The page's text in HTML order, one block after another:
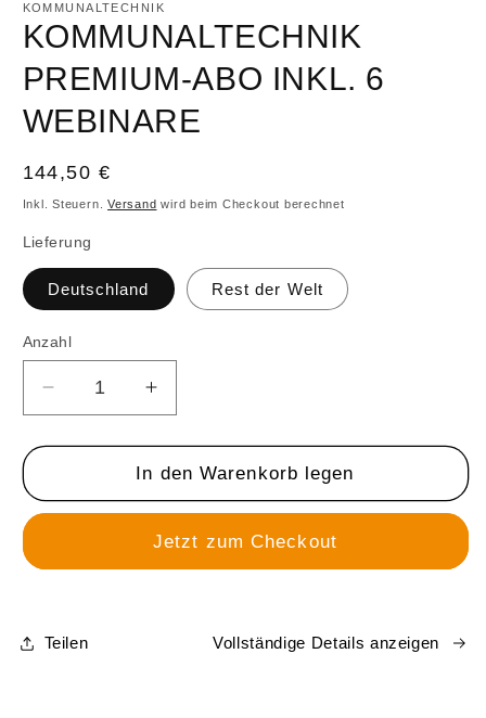
in
Modal
öffnen
KOMMUNALTECHNIK
KOMMUNALTECHNIK
PREMIUM-ABO INKL. 6
WEBINARE
Normaler
Preis
144,50 €
Inkl. Steuern.Versand wird beim Checkout berechnet
Lieferung
Deutschland Rest der Welt
Anzahl
Anzahl
Verringere
die
Menge
KOMMUNALTECHNIK
INKL.
Erhöhe
die
Menge
für
KOMMUNALTECHNIK
ABO
INKL.
In den Warenkorb legen
Jetzt zum Checkout
Teilen Vollständige Details anzeigen